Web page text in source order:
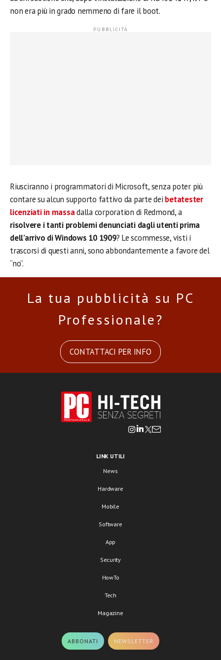
non era più in grado nemmeno di fare il boot.
Riusciranno i programmatori di Microsoft, senza poter più
contare su alcun supporto fattivo da parte dei betatester
licenziati in massadalla corporation di Redmond, a
risolvere i tanti problemi denunciati dagli utenti prima
dell’arrivo di Windows 10 1909? Le scommesse, visti i
trascorsi di questi anni, sono abbondantemente a favore del
“no”.
La tua pubblicità su PC
Professionale?
CONTATTACI PER INFO
LINK UTILI
News
Hardware
Mobile
Software
App
Security
HowTo
Tech
Magazine
ABBONATI NEWSLETTER